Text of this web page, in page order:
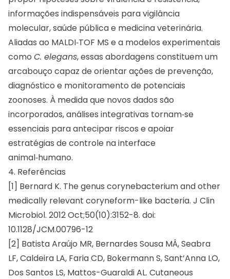
informações indispensáveis para vigilância
molecular, saúde pública e medicina veterinária.
Aliadas ao MALDI‑TOF MS e a modelos experimentais
como C. elegans, essas abordagens constituem um
arcabouço capaz de orientar ações de prevenção,
diagnóstico e monitoramento de potenciais
zoonoses. À medida que novos dados são
incorporados, análises integrativas tornam‑se
essenciais para antecipar riscos e apoiar
estratégias de controle na interface
animal‑humano.
4. Referências
[1] Bernard K. The genus corynebacterium and other
medically relevant coryneform-like bacteria. J Clin
Microbiol. 2012 Oct;50(10):3152-8. doi:
10.1128/JCM.00796-12
[2] Batista Araújo MR, Bernardes Sousa MÂ, Seabra
LF, Caldeira LA, Faria CD, Bokermann S, Sant’Anna LO,
Dos Santos LS, Mattos-Guaraldi AL. Cutaneous